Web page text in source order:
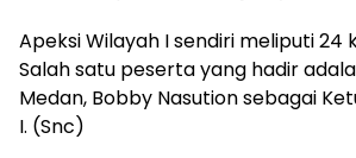
Apeksi Wilayah I sendiri meliputi 24
Salah satu peserta yang hadir
Medan, Bobby Nasution sebagai
I. (Snc)